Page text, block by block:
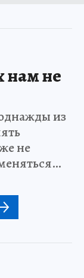
нам не
из
не